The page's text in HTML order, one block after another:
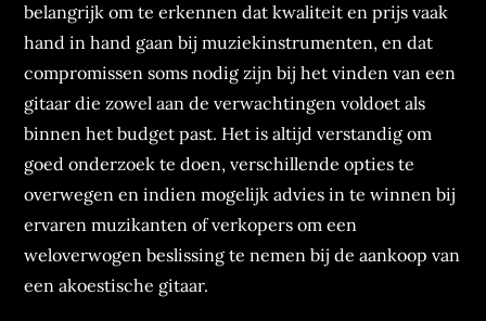
belangrijk om te erkennen dat kwaliteit en prijs vaak
hand in hand gaan bij muziekinstrumenten, en dat
compromissen soms nodig zijn bij het vinden van een
gitaar die zowel aan de verwachtingen voldoet als
binnen het budget past. Het is altijd verstandig om
goed onderzoek te doen, verschillende opties te
overwegen en indien mogelijk advies in te winnen bij
ervaren muzikanten of verkopers om een
weloverwogen beslissing te nemen bij de aankoop van
een akoestische gitaar.